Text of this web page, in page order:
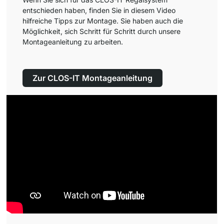
entschieden haben, finden Sie in diesem Video
hilfreiche Tipps zur Montage. Sie haben auch die
Möglichkeit, sich Schritt für Schritt durch unsere
Montageanleitung zu arbeiten.
Zur CLOS-IT Montageanleitung